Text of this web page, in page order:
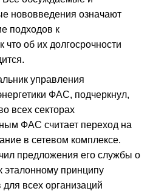
нововведения означают
подходов к
об их долгосрочности
управления
ФАС, подчеркнул,
всех секторах
ФАС считает переход на
в сетевом комплексе.
предложения его службы о
эталонному принципу
всех организаций